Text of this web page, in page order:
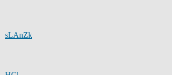
sLAnZk